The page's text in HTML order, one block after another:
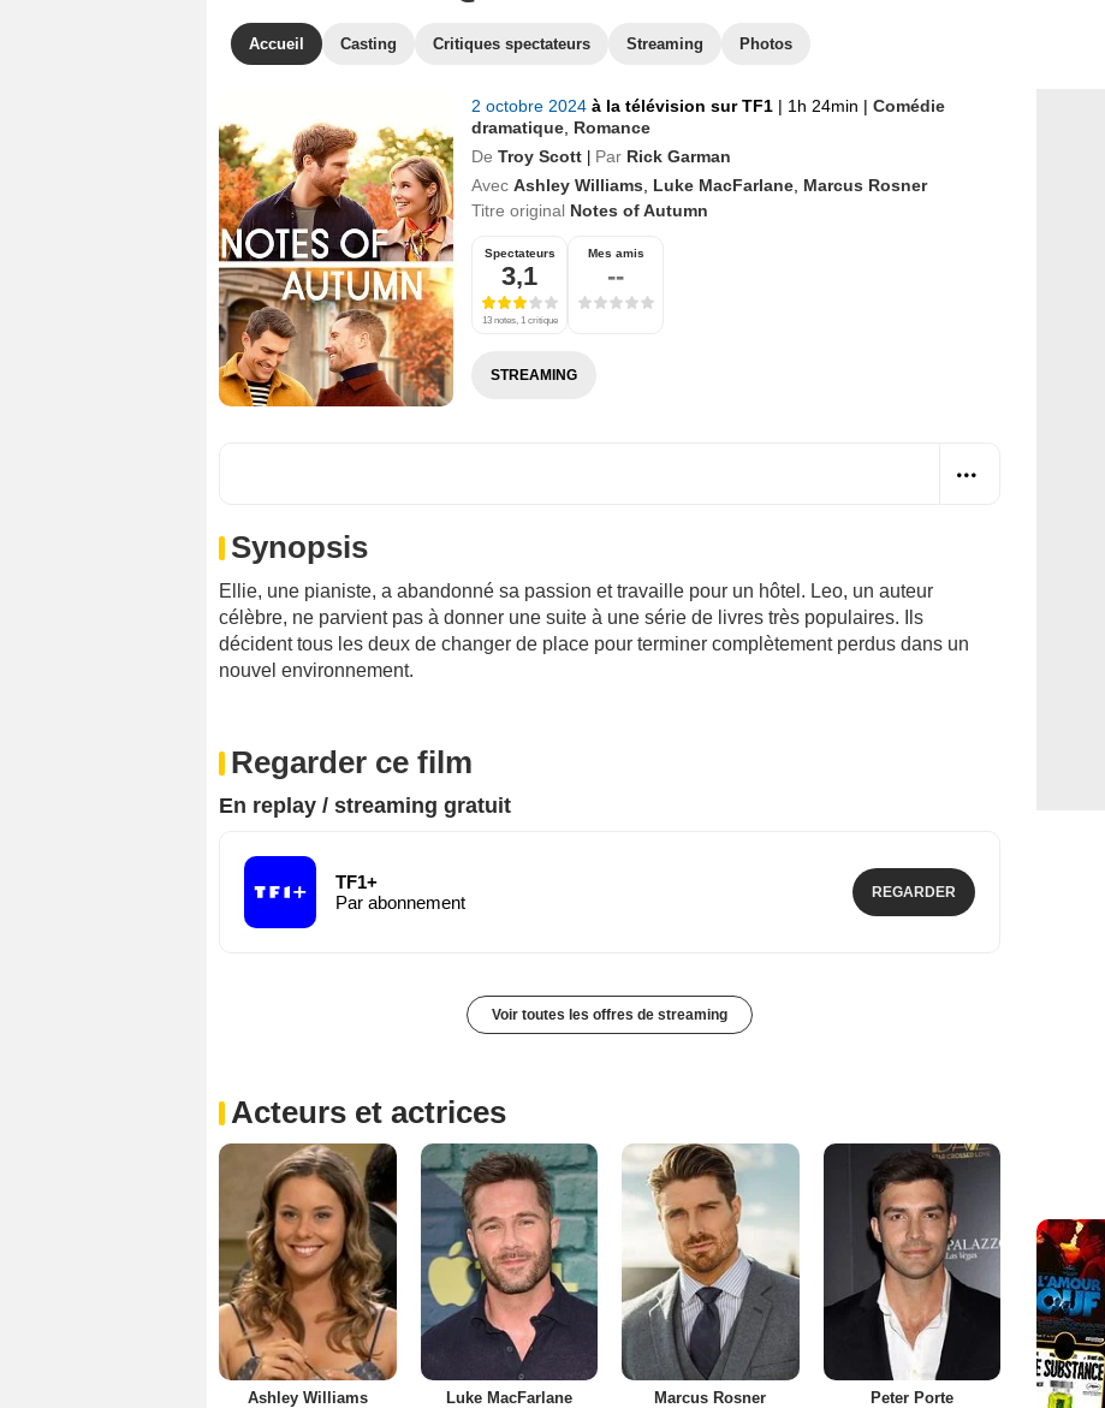
Accueil Casting Critiques spectateurs Streaming Photos
2 octobre 2024 à la télévision sur TF1 | 1h 24min | Comédie
dramatique Romance
De Troy Scott Par Rick Garman
Avec Ashley Williams Luke MacFarlane Marcus Rosner
Titre original Notes of Autumn
Spectateurs
3,1
13 notes, 1 critique
Mes amis
--
STREAMING
Synopsis
Ellie, une pianiste, a abandonné sa passion et travaille pour un hôtel. Leo, un auteur
célèbre, ne parvient pas à donner une suite à une série de livres très populaires. Ils
décident tous les deux de changer de place pour terminer complètement perdus dans un
nouvel environnement.
Regarder ce film
En replay / streaming gratuit
TF1+
Par abonnement
REGARDER
Voir toutes les offres de streaming
Acteurs et actrices
Ashley Williams Luke MacFarlane Marcus Rosner Peter Porte